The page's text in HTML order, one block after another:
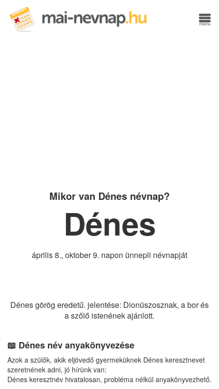
Mikor van Dénes névnap?
Dénes
április 8., oktober 9. napon ünnepli névnapját
Dénes görög eredetű. jelentése: Dionüszosznak, a bor és
a szőlő istenének ajánlott.
📖 Dénes név anyakönyvezése
Azok a szülők, akik eljövedő gyermeküknek Dénes keresztnevet
szeretnének adni, jó hírünk van:
Dénes keresztnév hivatalosan, probléma nélkül anyakönyvezhető.